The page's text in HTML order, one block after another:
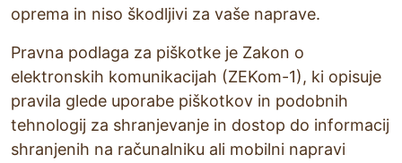
oprema in niso škodljivi za vaše naprave.
Pravna podlaga za piškotke je Zakon o
elektronskih komunikacijah (ZEKom-1), ki opisuje
pravila glede uporabe piškotkov in podobnih
tehnologij za shranjevanje in dostop do informacij
shranjenih na računalniku ali mobilni napravi